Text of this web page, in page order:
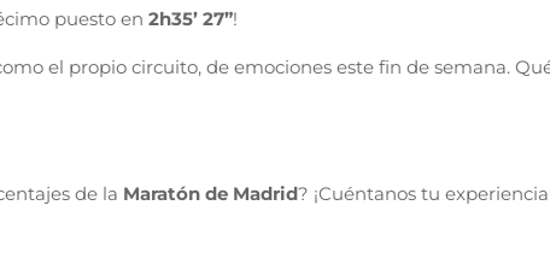
puesto en 2h35’ 27”!
el propio circuito, de emociones este fin de semana.
de la Maratón de Madrid? ¡Cuéntanos tu